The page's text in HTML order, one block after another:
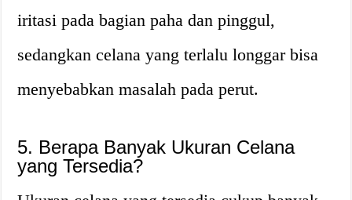
iritasi pada bagian paha dan pinggul,
sedangkan celana yang terlalu longgar bisa
menyebabkan masalah pada perut.
5. Berapa Banyak Ukuran Celana
yang Tersedia?